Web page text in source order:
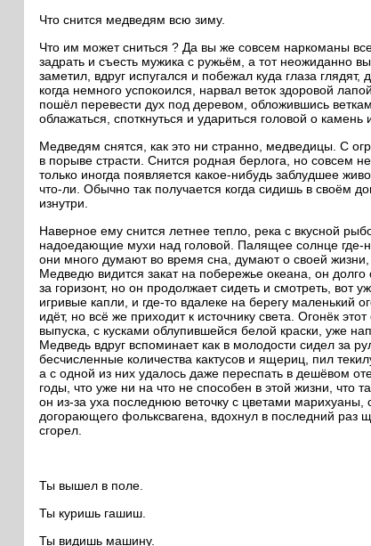
Что снится медведям всю зиму.
Что им может сниться ? Да вы же совсем наркоманы
задрать и съесть мужика с ружьём, а тот неожиданно
заметил, вдруг испугался и побежал куда глаза
когда немного успокоился, нарвал веток здоровой
пошёл перевести дух под деревом, обложившись
облажаться, споткнуться и удариться головой о
Медведям снятся, как это ни странно, медведицы. С
в порыве страсти. Снится родная берлога, но совсем
только иногда появляется какое-нибудь заблудшее
что-ли. Обычно так получается когда сидишь в своём
изнутри.
Наверное ему снится летнее тепло, река с вкусной
надоедающие мухи над головой. Палящее солнце где-
они много думают во время сна, думают о своей жизни,
Медведю видится закат на побережье океана, он
за горизонт, но он продолжает сидеть и смотреть, вот
игривые капли, и где-то вдалеке на берегу маленький
идёт, но всё же приходит к источнику света. Огонёк
выпуска, с кусками облупившейся белой краски, уже
Медведь вдруг вспоминает как в молодости сидел за
бесчисленные количества кактусов и ящериц, пил
а с одной из них удалось даже переспать в дешёвом
годы, что уже ни на что не способен в этой жизни, что
он из-за уха последнюю веточку с цветами
догорающего фольксвагена, вдохнул в последний
сгорел.
Ты вышел в поле.
Ты куришь гашиш.
Ты видишь машину.